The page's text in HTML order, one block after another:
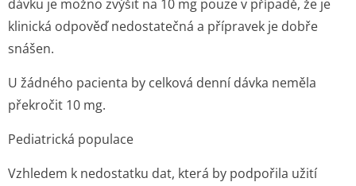
dávku je možno zvýšit na 10 mg pouze v případě, že je
klinická odpověď nedostatečná a přípravek je dobře
snášen.
U žádného pacienta by celková denní dávka neměla
překročit 10 mg.
Pediatrická populace
Vzhledem k nedostatku dat, která by podpořila užití